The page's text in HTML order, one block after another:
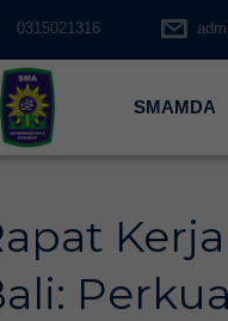
0315021316
SMAMDA